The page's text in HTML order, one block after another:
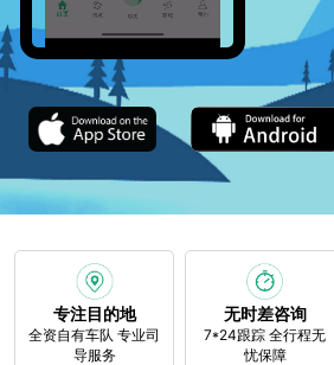
专注目的地
全资自有车队 专业司
导服务
无时差咨询
7*24跟踪 全行程无
忧保障